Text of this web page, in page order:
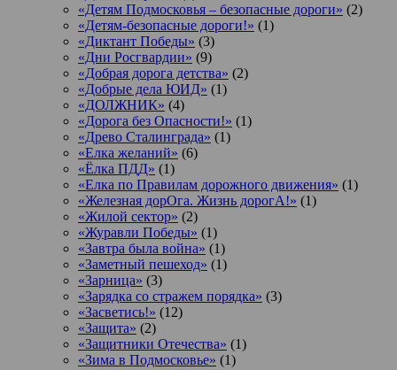
«Детям Подмосковья – безопасные дороги» (2)
«Детям-безопасные дороги!» (1)
«Диктант Победы» (3)
«Дни Росгвардии» (9)
«Добрая дорога детства» (2)
«Добрые дела ЮИД» (1)
«ДОЛЖНИК» (4)
«Дорога без Опасности!» (1)
«Древо Сталинграда» (1)
«Елка желаний» (6)
«Ёлка ПДД» (1)
«Елка по Правилам дорожного движения» (1)
«Железная дорОга. Жизнь дорогА!» (1)
«Жилой сектор» (2)
«Журавли Победы» (1)
«Завтра была война» (1)
«Заметный пешеход» (1)
«Зарница» (3)
«Зарядка со стражем порядка» (3)
«Засветись!» (12)
«Защита» (2)
«Защитники Отечества» (1)
«Зима в Подмосковье» (1)